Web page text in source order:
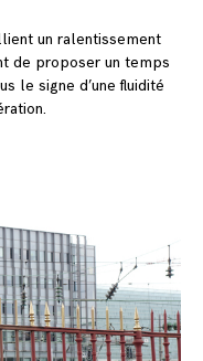
un ralentissement
de proposer un temps
le signe d’une fluidité